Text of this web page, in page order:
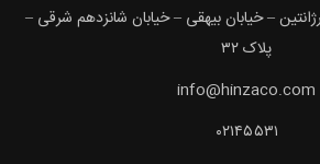
– خیابان بیهقی – خیابان شانزدهم شرقی –
پلاک ۳۲
info@hinzaco.com
۰۲۱۴۵۵۳۱